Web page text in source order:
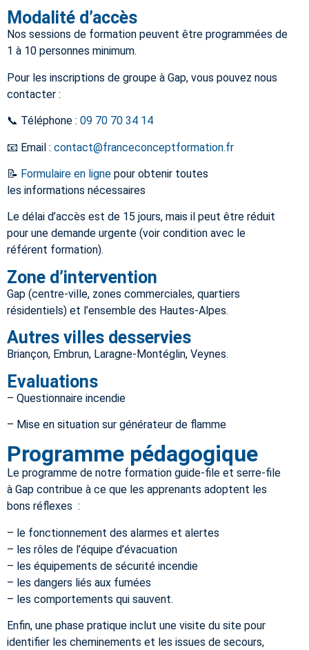
Modalité d’accès
Nos sessions de formation peuvent être programmées de
1 à 10 personnes minimum.
Pour les inscriptions de groupe à Gap, vous pouvez nous
contacter :
📞 Téléphone : 09 70 70 34 14
📧 Email : contact@franceconceptformation.fr
📝 Formulaire en ligne pour obtenir toutes
les informations nécessaires
Le délai d’accès est de 15 jours, mais il peut être réduit
pour une demande urgente (voir condition avec le
référent formation).
Zone d’intervention
Gap (centre-ville, zones commerciales, quartiers
résidentiels) et l’ensemble des Hautes-Alpes.
Autres villes desservies
Briançon, Embrun, Laragne-Montéglin, Veynes.
Evaluations
– Questionnaire incendie
– Mise en situation sur générateur de flamme
Programme pédagogique
Le programme de notre formation guide-file et serre-file
à Gap contribue à ce que les apprenants adoptent les
bons réflexes :
– le fonctionnement des alarmes et alertes
– les rôles de l’équipe d’évacuation
– les équipements de sécurité incendie
– les dangers liés aux fumées
– les comportements qui sauvent.
Enfin, une phase pratique inclut une visite du site pour
identifier les cheminements et les issues de secours,